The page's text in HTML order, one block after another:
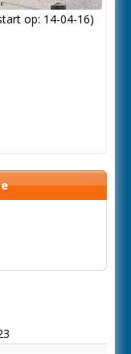
op: 14-04-16)